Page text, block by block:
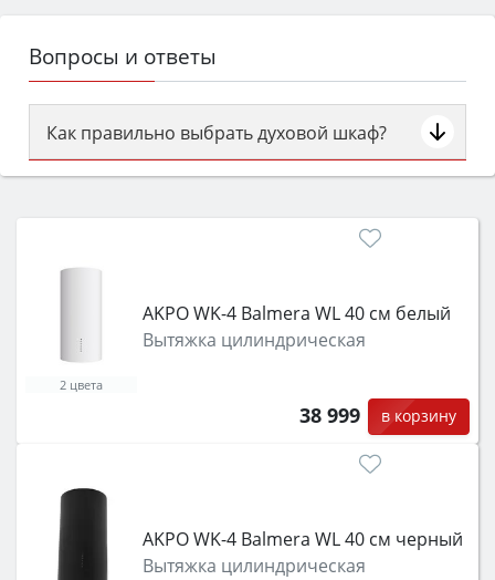
Вопросы и ответы
Как правильно выбрать духовой шкаф?
Сначала определитесь с типом (газовый или
затем смотрите на объём 50–70 л для семьи,
защита от детей).AKPO WK-4 Balmera WL 40 см белый
Вытяжка цилиндрическая
38 999 в корзину
2 цвета
AKPO WK-4 Balmera WL 40 см черный
Вытяжка цилиндрическая